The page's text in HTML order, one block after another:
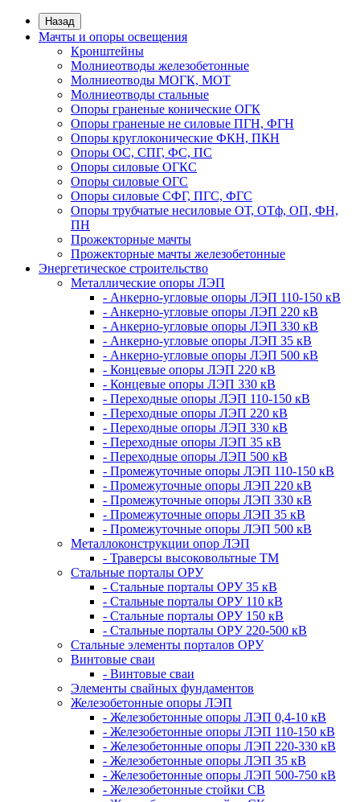
Назад
Мачты и опоры освещения
Кронштейны
Молниеотводы железобетонные
Молниеотводы МОГК, МОТ
Молниеотводы стальные
Опоры граненые конические ОГК
Опоры граненые не силовые ПГН, ФГН
Опоры круглоконические ФКН, ПКН
Опоры ОС, СПГ, ФС, ПС
Опоры силовые ОГКС
Опоры силовые ОГС
Опоры силовые СФГ, ПГС, ФГС
Опоры трубчатые несиловые ОТ, ОТф, ОП, ФН,
ПН
Прожекторные мачты
Прожекторные мачты железобетонные
Энергетическое строительство
Металлические опоры ЛЭП
- Анкерно-угловые опоры ЛЭП 110-150 кВ
- Анкерно-угловые опоры ЛЭП 220 кВ
- Анкерно-угловые опоры ЛЭП 330 кВ
- Анкерно-угловые опоры ЛЭП 35 кВ
- Анкерно-угловые опоры ЛЭП 500 кВ
- Концевые опоры ЛЭП 220 кВ
- Концевые опоры ЛЭП 330 кВ
- Переходные опоры ЛЭП 110-150 кВ
- Переходные опоры ЛЭП 220 кВ
- Переходные опоры ЛЭП 330 кВ
- Переходные опоры ЛЭП 35 кВ
- Переходные опоры ЛЭП 500 кВ
- Промежуточные опоры ЛЭП 110-150 кВ
- Промежуточные опоры ЛЭП 220 кВ
- Промежуточные опоры ЛЭП 330 кВ
- Промежуточные опоры ЛЭП 35 кВ
- Промежуточные опоры ЛЭП 500 кВ
Металлоконструкции опор ЛЭП
- Траверсы высоковольтные ТМ
Стальные порталы ОРУ
- Стальные порталы ОРУ 35 кВ
- Стальные порталы ОРУ 110 кВ
- Стальные порталы ОРУ 150 кВ
- Стальные порталы ОРУ 220-500 кВ
Стальные элементы порталов ОРУ
Винтовые сваи
- Винтовые сваи
Элементы свайных фундаментов
Железобетонные опоры ЛЭП
- Железобетонные опоры ЛЭП 0,4-10 кВ
- Железобетонные опоры ЛЭП 110-150 кВ
- Железобетонные опоры ЛЭП 220-330 кВ
- Железобетонные опоры ЛЭП 35 кВ
- Железобетонные опоры ЛЭП 500-750 кВ
- Железобетонные стойки СВ